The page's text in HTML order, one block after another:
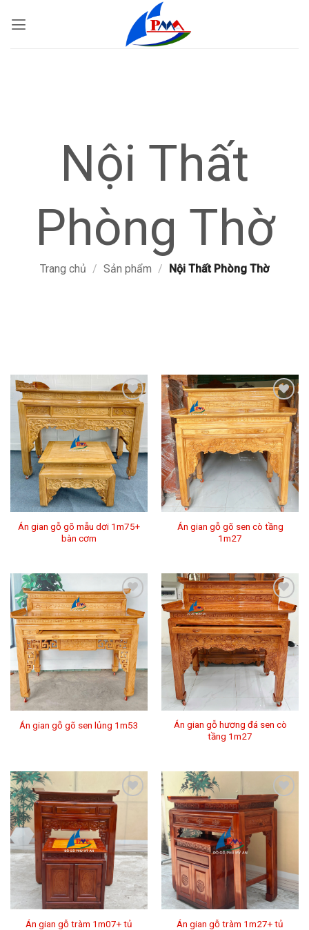
qua
Nội Thất
Phòng Thờ
Trang chủ / Sản phẩm / Nội Thất Phòng Thờ
Thêm
vào
mục
Yêu
thích
Án gian gỗ gõ mẫu dơi 1m75+
bàn cơm
Thêm
vào
mục
Yêu
thích
Án gian gỗ gõ sen cò tầng
1m27
Thêm
vào
mục
Yêu
thích
Án gian gỗ gõ sen lủng 1m53
Thêm
vào
mục
Yêu
thích
Án gian gỗ hương đá sen cò
tầng 1m27
Thêm
vào
mục
Yêu
thích
Án gian gỗ tràm 1m07+ tủ
Thêm
vào
mục
Yêu
Án gian gỗ tràm 1m27+ tủ